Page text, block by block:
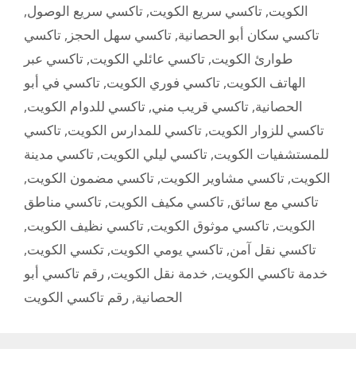
الكويت, تاكسي سريع الكويت, تاكسي سريع الوصول,
تاكسي سكان أبو الحصانية, تاكسي سهل الحجز , تاكسي
طوارئ الكويت, تاكسي عائلي الكويت, تاكسي عبر
الهاتف الكويت, تاكسي فوري الكويت, تاكسي في أبو
الحصانية, تاكسي قريب مني, تاكسي للدوام الكويت,
تاكسي للزوار الكويت, تاكسي للمدارس الكويت, تاكسي
للمستشفيات الكويت, تاكسي ليلي الكويت, تاكسي مدينة
الكويت, تاكسي مشاوير الكويت, تاكسي مضمون الكويت,
تاكسي مع سائق, تاكسي مكيف الكويت, تاكسي مناطق
الكويت, تاكسي موثوق الكويت, تاكسي نظيف الكويت,
تاكسي نقل آمن, تاكسي يومي الكويت, تكسي الكويت,
خدمة تاكسي الكويت, خدمة نقل الكويت, رقم تاكسي أبو
الحصانية, رقم تاكسي الكويت